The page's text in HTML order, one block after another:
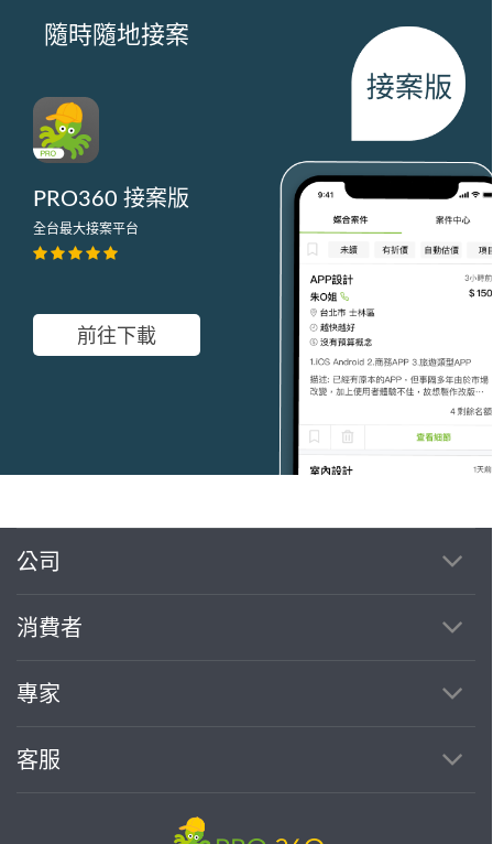
隨時隨地接案
PRO360 接案版
全台最大接案平台
前往下載
公司
消費者
專家
客服
繼續完成